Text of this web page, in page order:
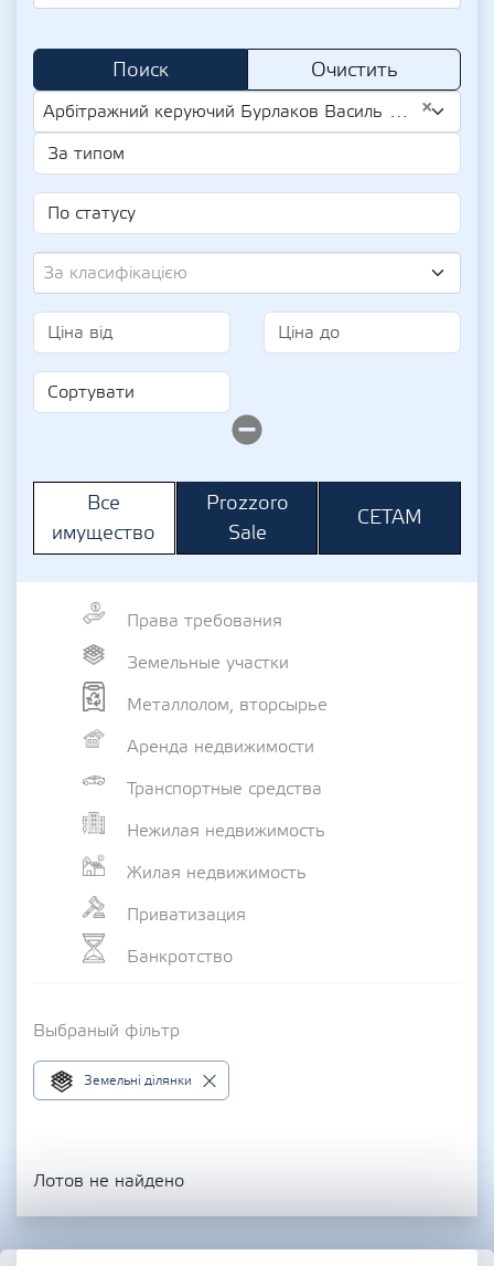
Поиск Очистить
×
Арбітражний керуючий Бурлаков Василь Вітіславович (UA-IPN 2664214316)
За класифікацією
Все
имущество
Prozzoro
Sale
СЕТАМ
Права требования
Земельные участки
Металлолом, вторсырье
Аренда недвижимости
Транспортные средства
Нежилая недвижимость
Жилая недвижимость
Приватизация
Банкротство
Выбраный фільтр
Земельні ділянки
Лотов не найдено